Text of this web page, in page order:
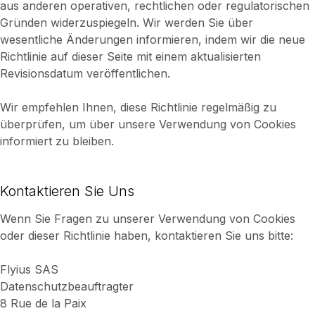
aus anderen operativen, rechtlichen oder regulatorischen
Gründen widerzuspiegeln. Wir werden Sie über
wesentliche Änderungen informieren, indem wir die neue
Richtlinie auf dieser Seite mit einem aktualisierten
Revisionsdatum veröffentlichen.
Wir empfehlen Ihnen, diese Richtlinie regelmäßig zu
überprüfen, um über unsere Verwendung von Cookies
informiert zu bleiben.
Kontaktieren Sie Uns
Wenn Sie Fragen zu unserer Verwendung von Cookies
oder dieser Richtlinie haben, kontaktieren Sie uns bitte:
Flyius SAS
Datenschutzbeauftragter
8 Rue de la Paix